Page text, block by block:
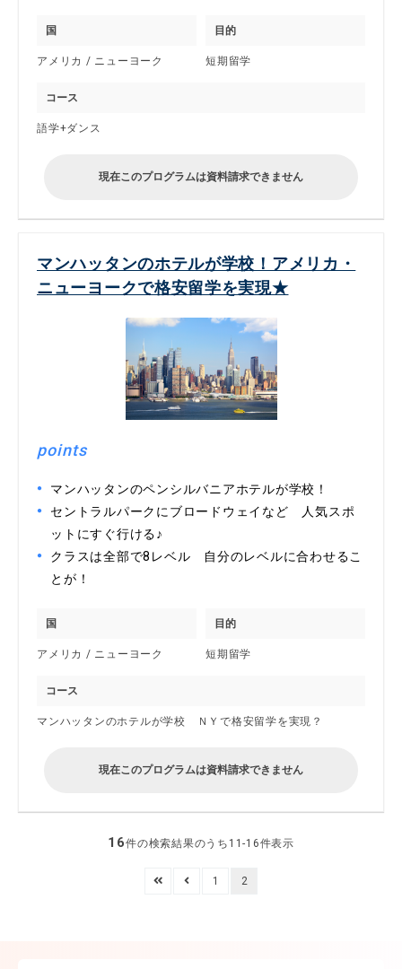
国
アメリカ / ニューヨーク
目的
短期留学
コース
語学+ダンス
現在このプログラムは資料請求できません
マンハッタンのホテルが学校！アメリカ・
ニューヨークで格安留学を実現★
points
マンハッタンのペンシルバニアホテルが学校！
セントラルパークにブロードウェイなど 人気スポ
ットにすぐ行ける♪
クラスは全部で8レベル 自分のレベルに合わせるこ
とが！
国
アメリカ / ニューヨーク
目的
短期留学
コース
マンハッタンのホテルが学校 ＮＹで格安留学を実現？
現在このプログラムは資料請求できません
16件の検索結果のうち11-16件表示
1 2